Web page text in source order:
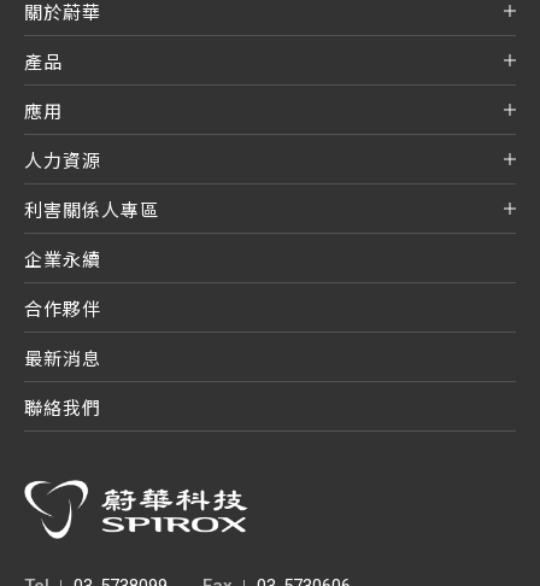
關於蔚華
產品
應用
人力資源
利害關係人專區
企業永續
合作夥伴
最新消息
聯絡我們